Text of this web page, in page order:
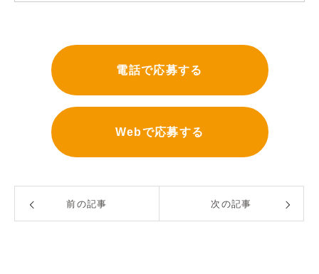
電話で応募する
Webで応募する
前の記事 次の記事